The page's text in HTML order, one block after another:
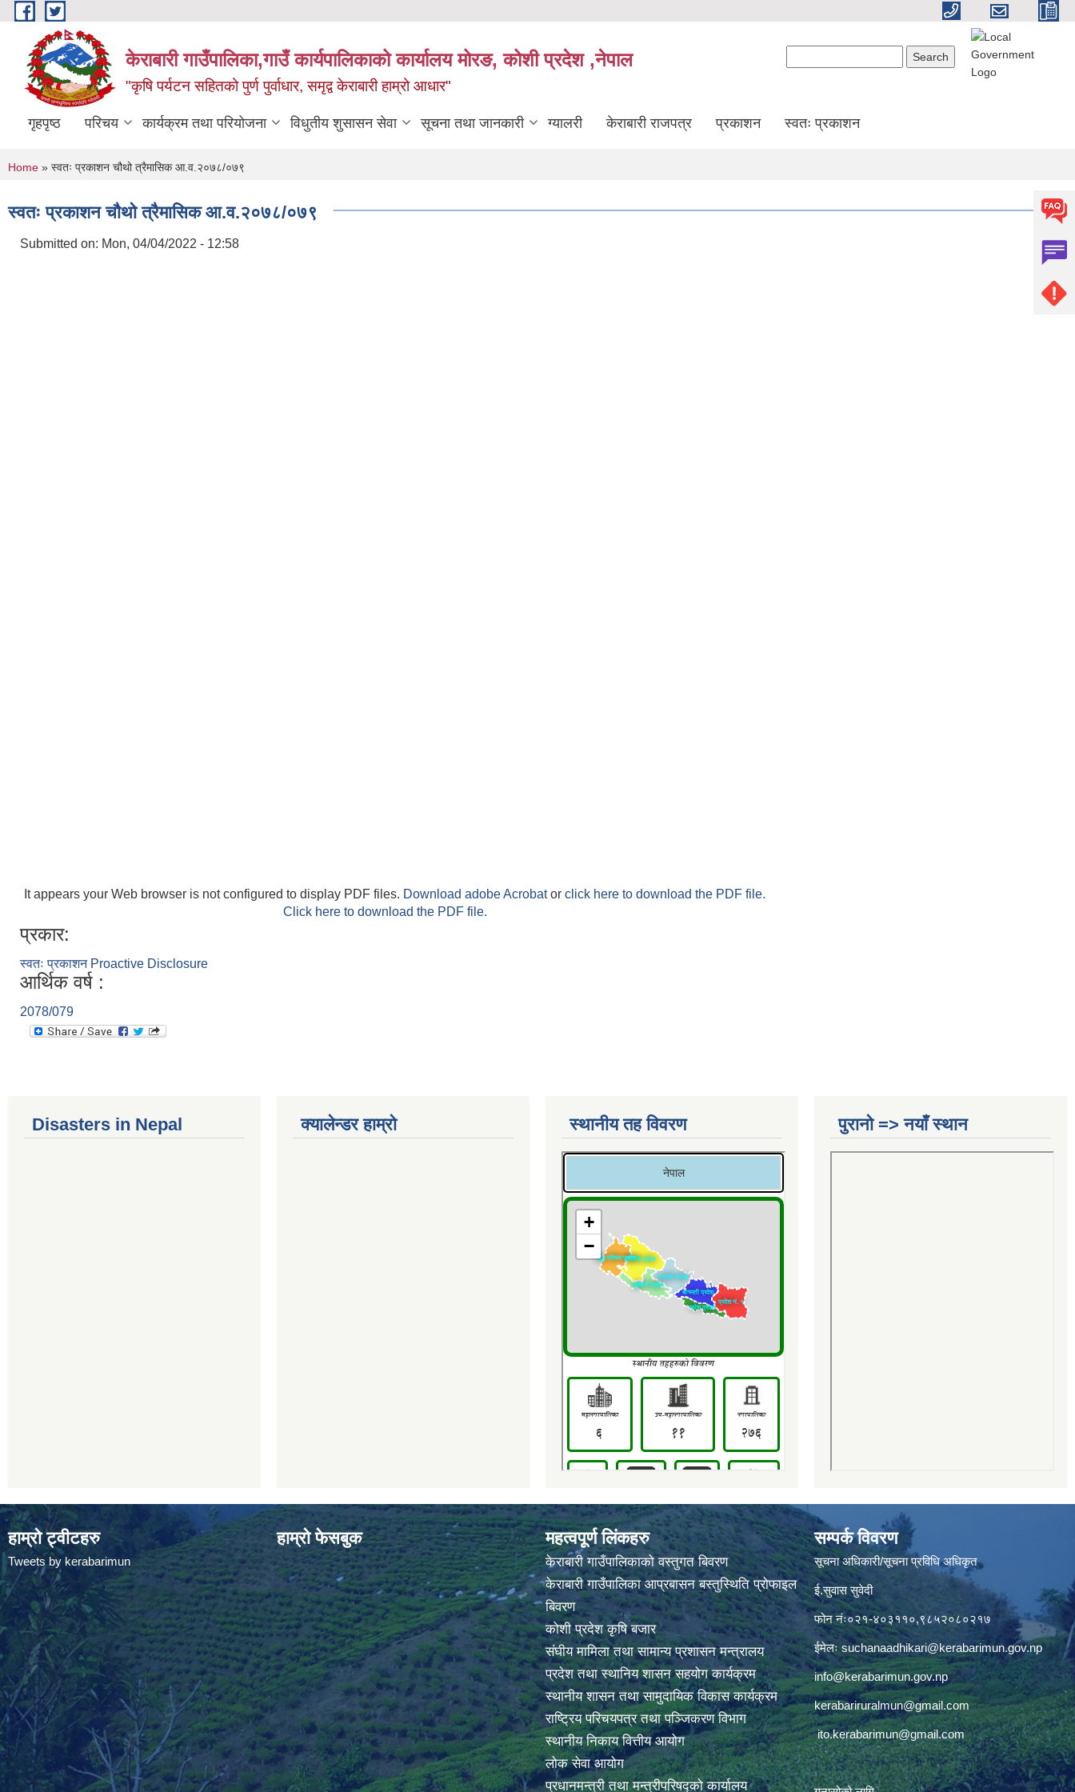
Skip to main content
केराबारी गाउँपालिका,गाउँ कार्यपालिकाको कार्यालय मोरङ, कोशी प्रदेश ,नेपाल
"कृषि पर्यटन सहितको पुर्ण पुर्वाधार, समृद्व केराबारी हाम्रो आधार"
गृहपृष्ठ परिचय कार्यक्रम तथा परियोजना विधुतीय शुसासन सेवा सूचना तथा जानकारी ग्यालरी केराबारी राजपत्र प्रकाशन स्वतः प्रकाशन
You are here
Home » स्वतः प्रकाशन चौथो त्रैमासिक आ.व.२०७८/०७९
स्वतः प्रकाशन चौथो त्रैमासिक आ.व.२०७८/०७९
Submitted on: Mon, 04/04/2022 - 12:58
It appears your Web browser is not configured to display PDF files. Download adobe Acrobator click here to download the PDF file.
Click here to download the PDF file.
प्रकार:
स्वतः प्रकाशन Proactive Disclosure
आर्थिक वर्ष :
2078/079
Disasters in Nepal क्यालेन्डर हाम्रो स्थानीय तह विवरण पुरानो => नयाँ स्थान
हाम्रो ट्वीटहरु
Tweets by kerabarimun
हाम्रो फेसबुक महत्वपूर्ण लिंकहरु
केराबारी गाउँपालिकाको वस्तुगत बिवरण
केराबारी गाउँपालिका आप्रबासन बस्तुस्थिति प्रोफाइल
बिवरण
कोशी प्रदेश कृषि बजार
संघीय मामिला तथा सामान्य प्रशासन मन्त्रालय
प्रदेश तथा स्थानिय शासन सहयोग कार्यक्रम
स्थानीय शासन तथा सामुदायिक विकास कार्यक्रम
राष्ट्रिय परिचयपत्र तथा पञ्जिकरण विभाग
स्थानीय निकाय वित्तीय आयोग
लोक सेवा आयोग
प्रधानमन्त्री तथा मन्त्रीपरिषद्को कार्यालय
सम्पर्क विवरण
सूचना अधिकारी/सूचना प्रविधि अधिकृत
ई.सुवास सुवेदी
फोन नंः०२१-४०३११०,९८५२०८०२१७
ईमेलःsuchanaadhikari@kerabarimun.gov.np
info@kerabarimun.gov.np
kerabariruralmun@gmail.com
ito.kerabarimun@gmail.com